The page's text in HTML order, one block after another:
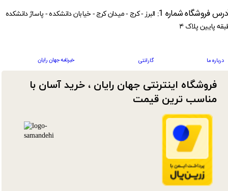
فروشگاه اینترنتی جهان رایان ، خرید آسان با
مناسب ترین قیمت​​​​​​​
درباره ما گارانتی خبرنامه جهان رایان
فروشگاه شماره 1:
البرز - کرج - میدان کرج - خیابان دانشکده - پاساژ دانشکده
پایین پلاک ۴